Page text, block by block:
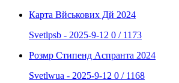
Карта Вйськових Дй 2024
Svetlpsb - 2025-9-12 0 / 1173
Розмр Стипенд Аспранта 2024
Svetlwua - 2025-9-12 0 / 1168